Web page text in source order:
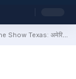
2,500 ड्रोन ने बनाई जॉर्ज वॉशिंगटन और ईगल की लाइव आकृतियां